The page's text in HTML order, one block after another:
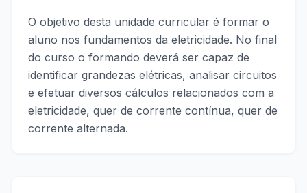
O objetivo desta unidade curricular é formar o
aluno nos fundamentos da eletricidade. No final
do curso o formando deverá ser capaz de
identificar grandezas elétricas, analisar circuitos
e efetuar diversos cálculos relacionados com a
eletricidade, quer de corrente contínua, quer de
corrente alternada.